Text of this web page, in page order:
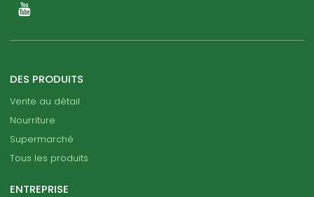
DES PRODUITS
Vente au détail
Nourriture
Supermarché
Tous les produits
ENTREPRISE